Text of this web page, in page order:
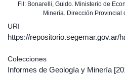
Fil: Bonarelli, Guido. Ministerio de
Minería. Dirección Provincial
URI
https://repositorio.segemar.gov.ar/
Colecciones
Informes de Geología y Minería